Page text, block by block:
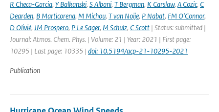
R Checa-Garcia, Y Balkanski, S Albani, T Bergman, K Carslaw, A Cozic, C
Dearden, B Marticorena, M Michou, T van Noije, P Nabat, FM O'Connor,
D Olivié, JM Prospero, P Le Sager, M Schulz, C Scott | Status: submitted |
Journal: Atmos. Chem. Phys. | Volume: 21 | Year: 2021 | First page:
10295 | Last page: 10335 | doi: 10.5194/acp-21-10295-2021
Publication